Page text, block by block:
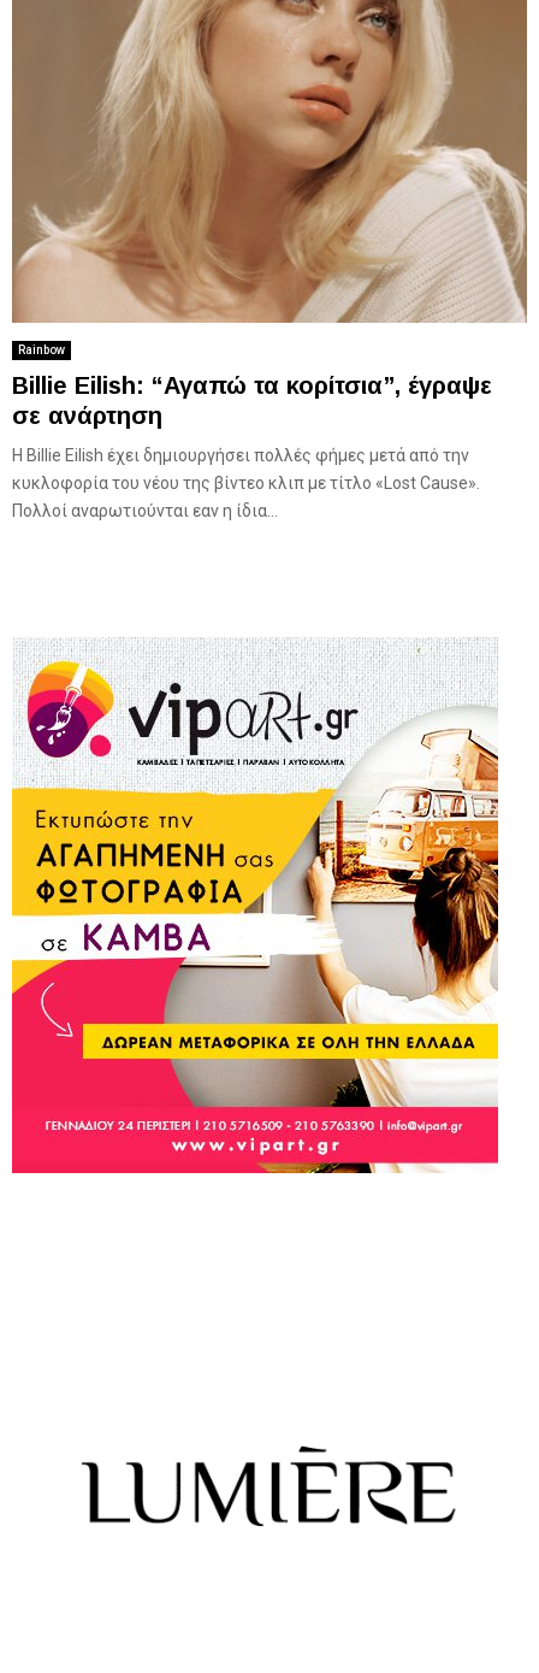
Rainbow
Billie Eilish: “Αγαπώ τα κορίτσια”, έγραψε
σε ανάρτηση
Η Billie Eilish έχει δημιουργήσει πολλές φήμες μετά από την
κυκλοφορία του νέου της βίντεο κλιπ με τίτλο «Lost Cause».
Πολλοί αναρωτιούνται εαν η ίδια...